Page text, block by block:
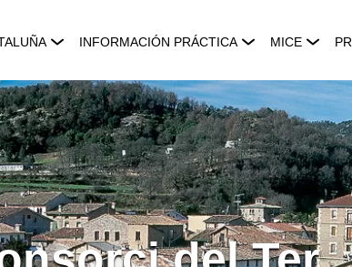
INFORMACIÓN PRÁCTICA MICE